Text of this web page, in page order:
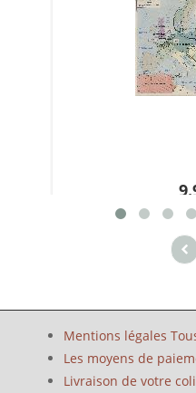
Mentions légales
Les moyens de
Livraison de votre